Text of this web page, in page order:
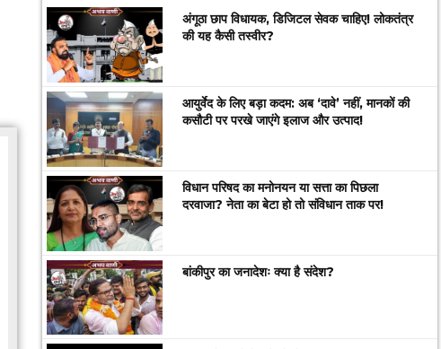
अंगूठा छाप विधायक, डिजिटल सेवक चाहिए! लोकतंत्र
की यह कैसी तस्वीर?
आयुर्वेद के लिए बड़ा कदम: अब ‘दावे’ नहीं, मानकों की
कसौटी पर परखे जाएंगे इलाज और उत्पाद!
विधान परिषद का मनोनयन या सत्ता का पिछला
दरवाजा? नेता का बेटा हो तो संविधान ताक पर!
बांकीपुर का जनादेशः क्या है संदेश?